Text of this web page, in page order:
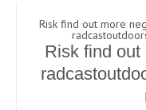
> Risk find out more
Risk find